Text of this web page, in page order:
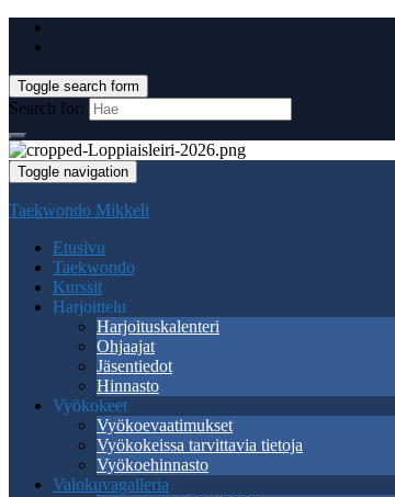
Toggle search form
Search for:
Toggle navigation
Taekwondo Mikkeli
Etusivu
Taekwondo
Kurssit
Harjoittelu
Harjoituskalenteri
Ohjaajat
Jäsentiedot
Hinnasto
Vyökokeet
Vyökoevaatimukset
Vyökokeissa tarvittavia tietoja
Vyökoehinnasto
Valokuvagalleria